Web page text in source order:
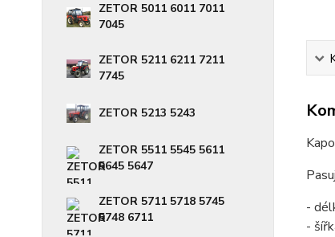
ZETOR 5011 6011 7011
7045
ZETOR 5211 6211 7211
7745
ZETOR 5213 5243
ZETOR 5511 5545 5611
5645 5647
ZETOR 5711 5718 5745
5748 6711
-
-